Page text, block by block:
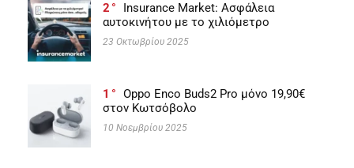
2
Insurance Market: Ασφάλεια
αυτοκινήτου με το χιλιόμετρο
23 Οκτωβρίου 2025
1
Oppo Enco Buds2 Pro μόνο 19,90€
στον Κωτσόβολο
10 Νοεμβρίου 2025